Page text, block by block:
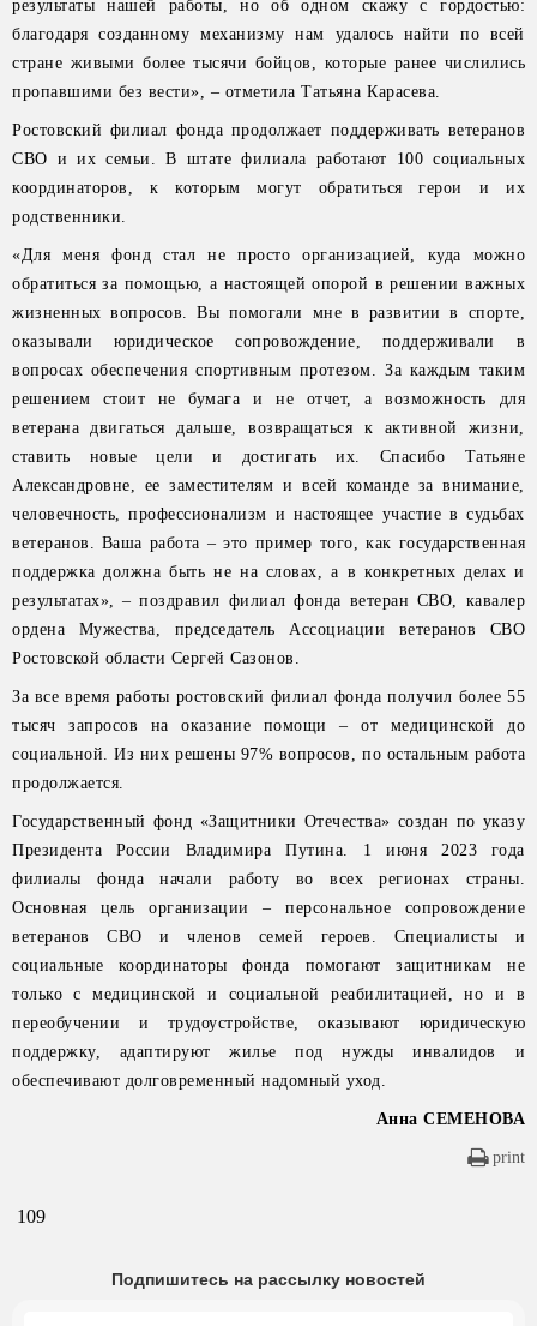
результаты нашей работы, но об одном скажу с гордостью:
благодаря созданному механизму нам удалось найти по всей
стране живыми более тысячи бойцов, которые ранее числились
пропавшими без вести», – отметила Татьяна Карасева.
Ростовский филиал фонда продолжает поддерживать ветеранов
СВО и их семьи. В штате филиала работают 100 социальных
координаторов, к которым могут обратиться герои и их
родственники.
«Для меня фонд стал не просто организацией, куда можно
обратиться за помощью, а настоящей опорой в решении важных
жизненных вопросов. Вы помогали мне в развитии в спорте,
оказывали юридическое сопровождение, поддерживали в
вопросах обеспечения спортивным протезом. За каждым таким
решением стоит не бумага и не отчет, а возможность для
ветерана двигаться дальше, возвращаться к активной жизни,
ставить новые цели и достигать их. Спасибо Татьяне
Александровне, ее заместителям и всей команде за внимание,
человечность, профессионализм и настоящее участие в судьбах
ветеранов. Ваша работа – это пример того, как государственная
поддержка должна быть не на словах, а в конкретных делах и
результатах», – поздравил филиал фонда ветеран СВО, кавалер
ордена Мужества, председатель Ассоциации ветеранов СВО
Ростовской области Сергей Сазонов.
За все время работы ростовский филиал фонда получил более 55
тысяч запросов на оказание помощи – от медицинской до
социальной. Из них решены 97% вопросов, по остальным работа
продолжается.
Государственный фонд «Защитники Отечества» создан по указу
Президента России Владимира Путина. 1 июня 2023 года
филиалы фонда начали работу во всех регионах страны.
Основная цель организации – персональное сопровождение
ветеранов СВО и членов семей героев. Специалисты и
социальные координаторы фонда помогают защитникам не
только с медицинской и социальной реабилитацией, но и в
переобучении и трудоустройстве, оказывают юридическую
поддержку, адаптируют жилье под нужды инвалидов и
обеспечивают долговременный надомный уход.
Анна СЕМЕНОВА
print
109
Подпишитесь на рассылку новостей